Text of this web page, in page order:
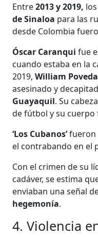
Entre2013 y 2019,
de Sinaloa para las
desde Colombia
Óscar Caranquifue
cuando estaba en la
2019,William
asesinado y
Guayaquil. Su
de fútbol y su cuerpo
‘Los Cubanos’fueron
el contrabando en el
Con el crimen de su
cadáver, se estima
enviaban una señal
hegemonía.
4. Violencia